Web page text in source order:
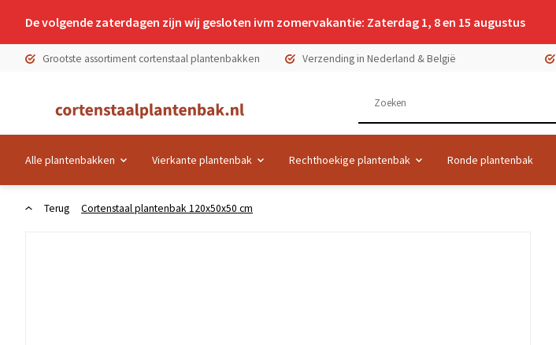
De volgende zaterdagen zijn wij gesloten ivm zomervakantie: Zaterdag 1, 8 en 15 augustus
Grootste assortiment cortenstaal plantenbakken Verzending in Nederland & België
Alle plantenbakken Vierkante plantenbak Rechthoekige plantenbak Ronde plantenbak
Terug Cortenstaal plantenbak 120x50x50 cm